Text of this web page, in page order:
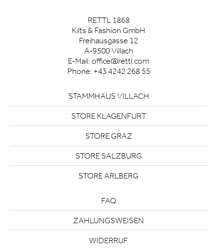
RETTL 1868
Kilts & Fashion GmbH
Freihausgasse 12
A-9500 Villach
E-Mail: office@rettl.com
Phone: +43 4242 268 55
STAMMHAUS VILLACH
STORE KLAGENFURT
STORE GRAZ
STORE SALZBURG
STORE ARLBERG
FAQ
ZAHLUNGSWEISEN
WIDERRUF